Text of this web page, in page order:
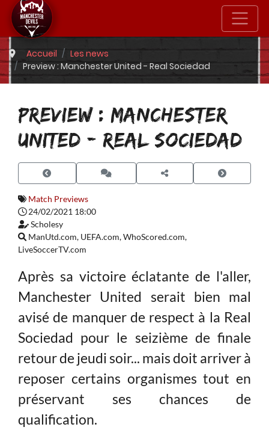
Accueil
Les news
Preview : Manchester United - Real Sociedad
PREVIEW : MANCHESTER
UNITED - REAL SOCIEDAD
Match Previews
24/02/2021 18:00
Scholesy
ManUtd.com, UEFA.com, WhoScored.com,
LiveSoccerTV.com
Après sa victoire éclatante de l'aller,
Manchester United serait bien mal
avisé de manquer de respect à la Real
Sociedad pour le seizième de finale
retour de jeudi soir... mais doit arriver à
reposer certains organismes tout en
préservant ses chances de
qualification.